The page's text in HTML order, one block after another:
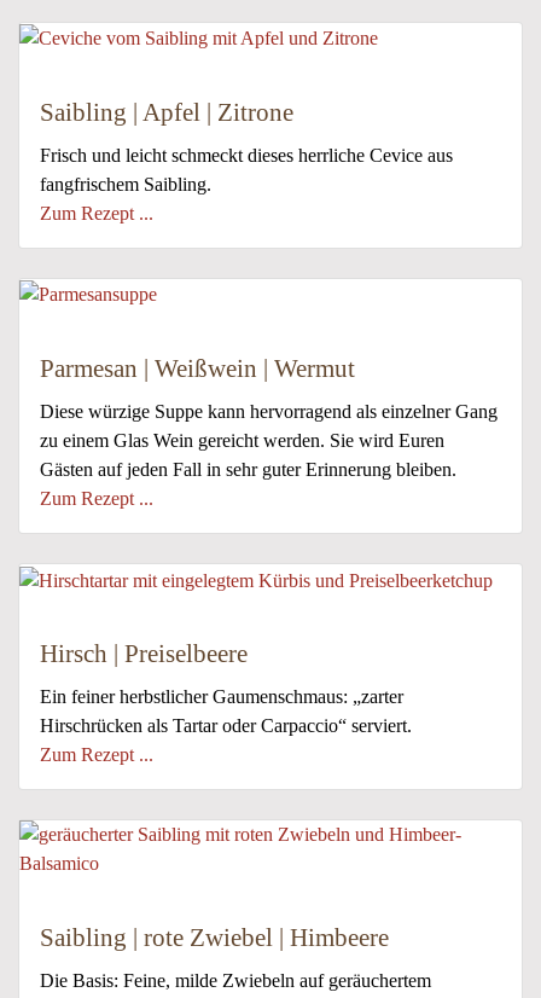
Saibling | Apfel | Zitrone
Frisch und leicht schmeckt dieses herrliche Cevice aus
fangfrischem Saibling.
Zum Rezept ...
Parmesan | Weißwein | Wermut
Diese würzige Suppe kann hervorragend als einzelner Gang
zu einem Glas Wein gereicht werden. Sie wird Euren
Gästen auf jeden Fall in sehr guter Erinnerung bleiben.
Zum Rezept ...
Hirsch | Preiselbeere
Ein feiner herbstlicher Gaumenschmaus: „zarter
Hirschrücken als Tartar oder Carpaccio“ serviert.
Zum Rezept ...
Saibling | rote Zwiebel | Himbeere
Die Basis: Feine, milde Zwiebeln auf geräuchertem